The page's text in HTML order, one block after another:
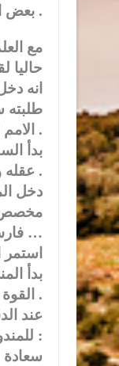
بعض الدول العربية فقدت وجودها كدولة وتحولت لحطام يتنازعه عصابات يحركها من يمولها من وراء الحدود .
حاليا
انه
طلبته
الامم المتحدة وجلس على الكرسي المخصص لفرنسا .
بدأ
عقله وسعة علمه وثقافته – في القعد المخصص للمندوب الفرنسي ، تاركا المقعد المخصص لسوريا فارغا .
دخل
مخصص
فارس الخوري لم يحرك ساكنا بل بقي ينظر لساعته دقيقة، اثنتان ،خمسه …
بدأ
القوة لإزاحة فارس عن المقعد لولا تدخل السفراء للحجز بينهم .
عند
للمندوب الفرنسي :